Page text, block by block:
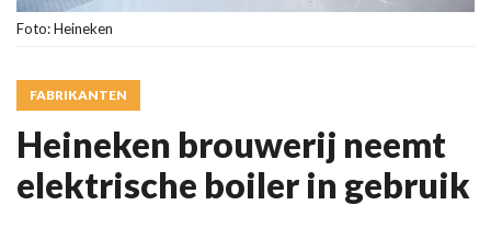
Foto: Heineken
FABRIKANTEN
Heineken brouwerij neemt
elektrische boiler in gebruik